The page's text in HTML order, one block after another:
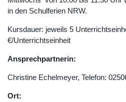
in den Schulferien NRW.
Kursdauer: jeweils 5
€/Unterrichtseinheit
Ansprechpartnerin:
Christine Echelmeyer, Telefon:
Ort: